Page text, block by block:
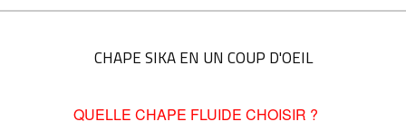
CHAPE SIKA EN UN COUP D'OEIL
QUELLE CHAPE FLUIDE CHOISIR ?